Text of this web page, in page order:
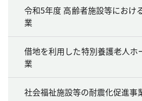
令和5年度 高齢者施設等におけ
業
借地を利用した特別養護老人ホ
業
社会福祉施設等の耐震化促進事